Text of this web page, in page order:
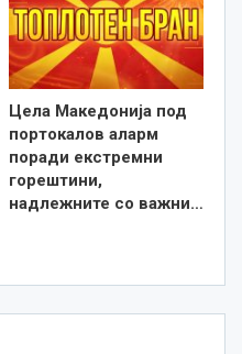
Цела Македонија под
портокалов аларм
поради екстремни
горештини,
надлежните со важни…